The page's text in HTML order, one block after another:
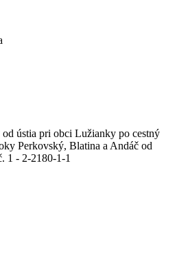
ústia pri obci Lužianky po cestný
Perkovský, Blatina a Andáč od
1 - 2-2180-1-1